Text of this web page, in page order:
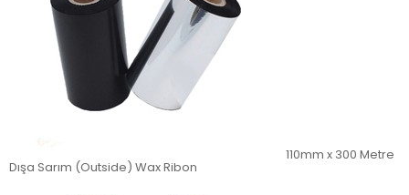
110mm x 300 Metre
Dışa Sarım (Outside) Wax Ribon